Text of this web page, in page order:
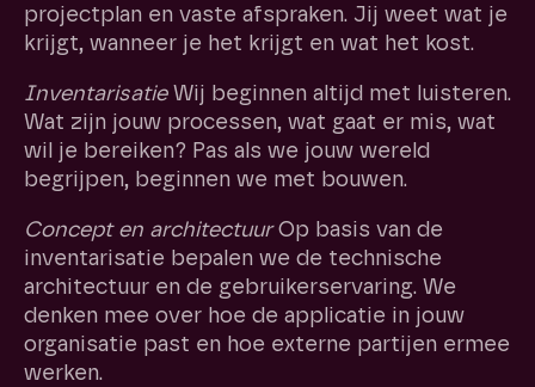
projectplan en vaste afspraken. Jij weet wat je
krijgt, wanneer je het krijgt en wat het kost.
InventarisatieWij beginnen altijd met luisteren.
Wat zijn jouw processen, wat gaat er mis, wat
wil je bereiken? Pas als we jouw wereld
begrijpen, beginnen we met bouwen.
Concept en architectuurOp basis van de
inventarisatie bepalen we de technische
architectuur en de gebruikerservaring. We
denken mee over hoe de applicatie in jouw
organisatie past en hoe externe partijen ermee
werken.